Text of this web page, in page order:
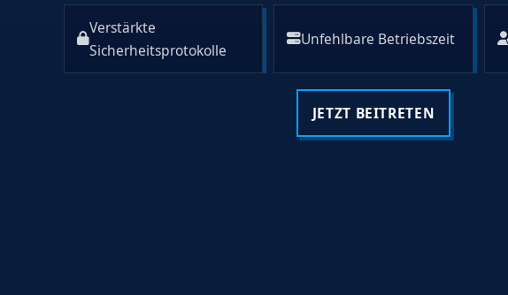
Verstärkte
Sicherheitsprotokolle
Unfehlbare Betriebszeit
JETZT BEITRETEN